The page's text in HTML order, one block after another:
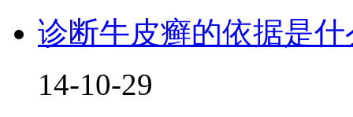
诊断牛皮癣的依据是什
14-10-29